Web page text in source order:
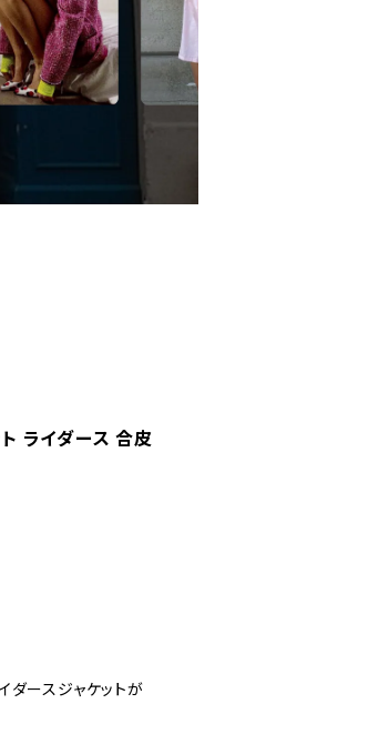
ライダース 合皮
ダースジャケットが